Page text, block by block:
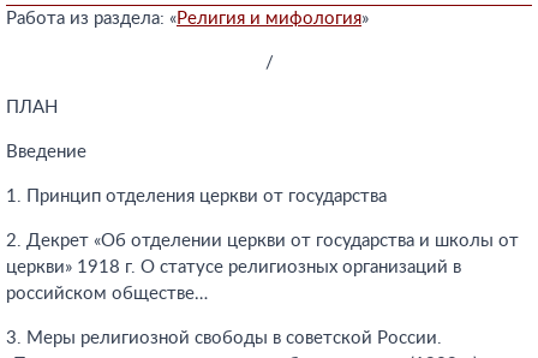
Работа из раздела: «Религия и мифология»
/
ПЛАН
Введение
1. Принцип отделения церкви от государства
2. Декрет «Об отделении церкви от государства и школы от
церкви» 1918 г. О статусе религиозных организаций в
российском обществе…
3. Меры религиозной свободы в советской России.